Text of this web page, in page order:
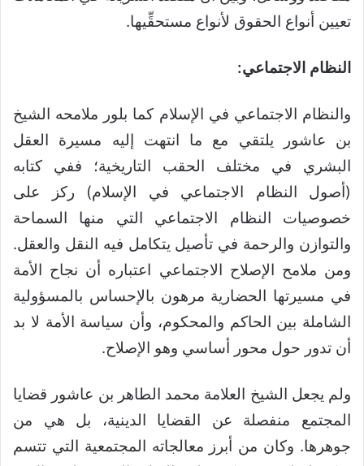
تعيين أنواع الحقوق لأنواع مستحقِّيها.
النظام الاجتماعي:
والنظام الاجتماعي في الإسلام كما بلور ملامحه الشيخ
بن عاشور يلتقي مع ما انتهت إليه مسيرة العقل
البشري في مختلف الحقب التاريخية؛ ففي كتابه
(أصول النظام الاجتماعي في الإسلام) ركز على
خصوصيات النظام الاجتماعي التي منها السماحة
والتوازن والرحمة في تأصيل يتكامل فيه النقل والعقل.
ومن ملامح الإصلاح الاجتماعي اعتباره أن نجاح الأمة
في مسيرتها الحضارية مرهون بالإحساس بالمسؤولية
الشاملة بين الحاكم والمحكوم، وأن سياسة الأمة لا بد
أن تدور حول محور أساسي وهو الإصلاح.
ولم يجعل الشيخ العلامة محمد الطاهر بن عاشور قضايا
المجتمع منفصلة عن القضايا الدينية، بل هي من
جوهرها. وكان من أبرز معالجاته المجتمعية التي تتسم